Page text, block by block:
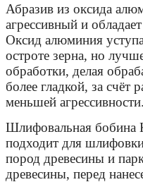
Абразив из оксида
агрессивный и
Оксид алюминия
остроте зерна, но
обработки, делая
более гладкой, за
меньшей агрессивности.
Шлифовальная бобина
подходит для
пород древесины и
древесины, перед